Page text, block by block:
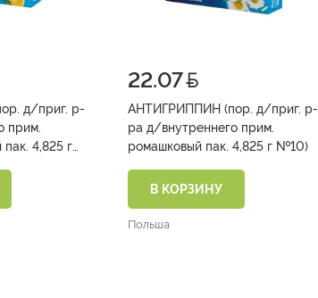
д/приг. р-
прим.
22.07
АНТИГРИППИН (пор. д/приг. р-
ра д/внутреннего прим.
ромашковый пак. 4,825 г №10)
В КОРЗИНУ
Польша